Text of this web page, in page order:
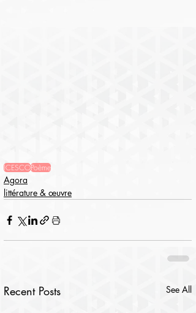
ICESCOPoème
Agora
littérature & œuvre
Recent Posts See All